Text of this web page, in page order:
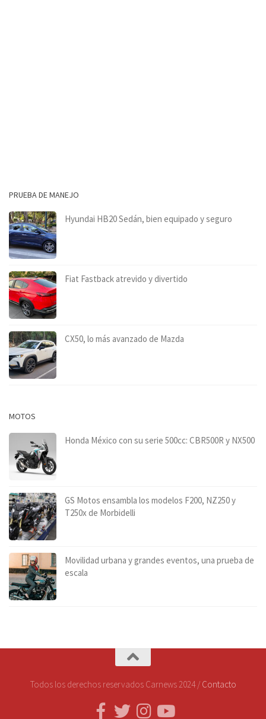
PRUEBA DE MANEJO
Hyundai HB20 Sedán, bien equipado y seguro
Fiat Fastback atrevido y divertido
CX50, lo más avanzado de Mazda
MOTOS
Honda México con su serie 500cc: CBR500R y NX500
GS Motos ensambla los modelos F200, NZ250 y
T250x de Morbidelli
Movilidad urbana y grandes eventos, una prueba de
escala
Todos los derechos reservados Carnews 2024 / Contacto